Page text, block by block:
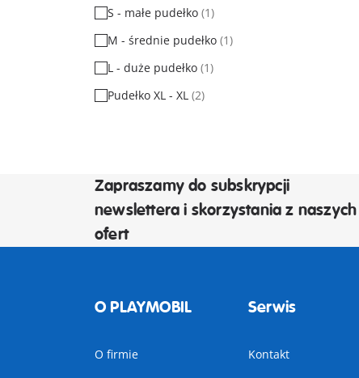
S - małe pudełko (1)
M - średnie pudełko (1)
L - duże pudełko (1)
Pudełko XL - XL (2)
Zapraszamy do subskrypcji
newslettera i skorzystania z naszych
ofert
O PLAYMOBIL
O firmie
Serwis
Kontakt